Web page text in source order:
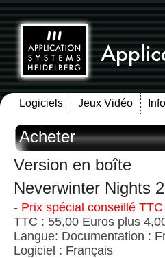
Logiciels Jeux Vidéo
Acheter
Version en boîte
Neverwinter Nights 2
- Prix spécial conseillé
TTC : 55,00 Euros plus
Langue: Documentation :
Logiciel : Français